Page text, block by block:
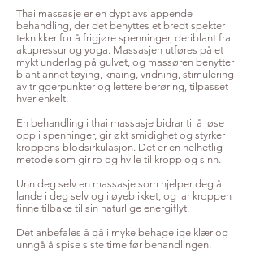
Thai massasje er en dypt avslappende
behandling, der det benyttes et bredt spekter
teknikker for å frigjøre spenninger, deriblant fra
akupressur og yoga. Massasjen utføres på et
mykt underlag på gulvet, og massøren benytter
blant annet tøying, knaing, vridning, stimulering
av triggerpunkter og lettere berøring, tilpasset
hver enkelt.
En behandling i thai massasje bidrar til å løse
opp i spenninger, gir økt smidighet og styrker
kroppens blodsirkulasjon. Det er en helhetlig
metode som gir ro og hvile til kropp og sinn.
Unn deg selv en massasje som hjelper deg å
lande i deg selv og i øyeblikket, og lar kroppen
finne tilbake til sin naturlige energiflyt.
Det anbefales å gå i myke behagelige klær og
unngå å spise siste time før behandlingen.